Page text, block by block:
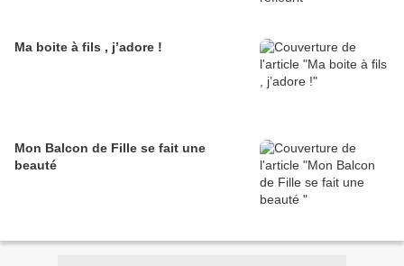
Ma boite à fils , j’adore !
Mon Balcon de Fille se fait une
beauté